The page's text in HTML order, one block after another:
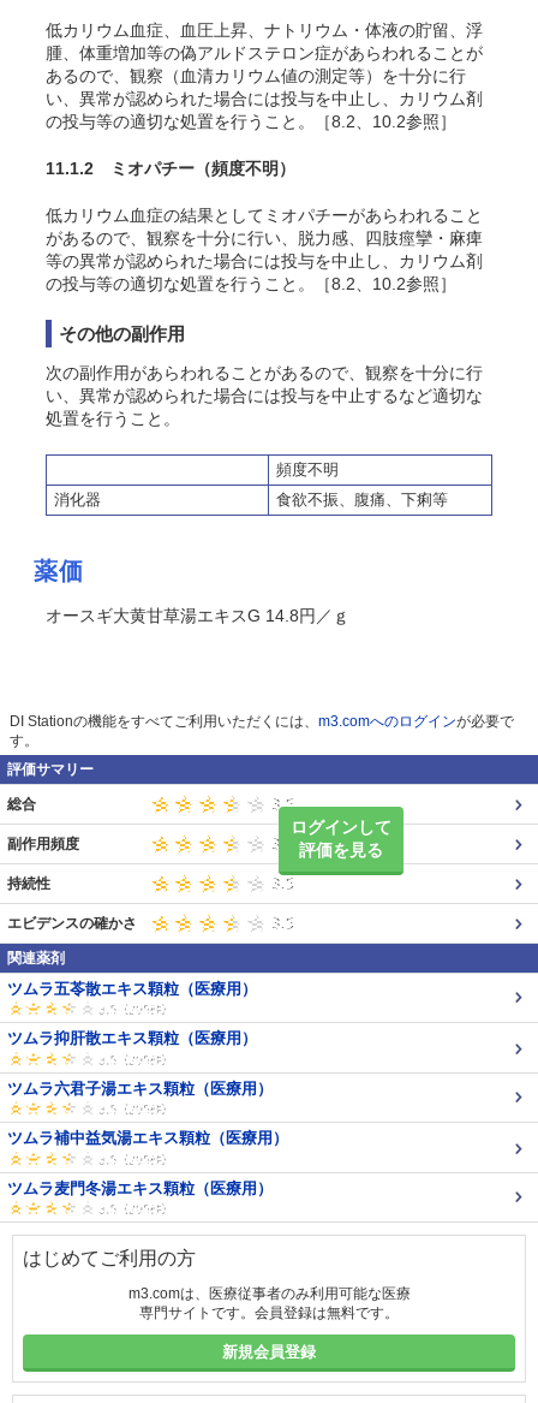
低カリウム血症、血圧上昇、ナトリウム・体液の貯留、浮
腫、体重増加等の偽アルドステロン症があらわれることが
あるので、観察（血清カリウム値の測定等）を十分に行
い、異常が認められた場合には投与を中止し、カリウム剤
の投与等の適切な処置を行うこと。［8.2、10.2参照］
11.1.2 ミオパチー （頻度不明）
低カリウム血症の結果としてミオパチーがあらわれること
があるので、観察を十分に行い、脱力感、四肢痙攣・麻痺
等の異常が認められた場合には投与を中止し、カリウム剤
の投与等の適切な処置を行うこと。［8.2、10.2参照］
その他の副作用
次の副作用があらわれることがあるので、観察を十分に行
い、異常が認められた場合には投与を中止するなど適切な
処置を行うこと。
頻度不明
消化器
食欲不振、腹痛、下痢等
薬価
オースギ大黄甘草湯エキスG 14.8円／ｇ
DI Stationの機能をすべてご利用いただくには、 m3.comへのログインが必要で
す。
評価サマリー
ログインして
評価を見る
総合
副作用頻度
持続性
エビデンスの確かさ
関連薬剤
ツムラ五苓散エキス顆粒（医療用）
ツムラ抑肝散エキス顆粒（医療用）
ツムラ六君子湯エキス顆粒（医療用）
ツムラ補中益気湯エキス顆粒（医療用）
ツムラ麦門冬湯エキス顆粒（医療用）
はじめてご利用の方
m3.comは、医療従事者のみ利用可能な医療
専門サイトです。会員登録は無料です。
新規会員登録